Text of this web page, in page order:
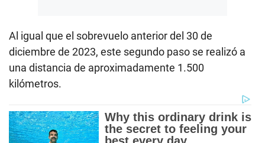
Al igual que el sobrevuelo anterior del 30 de
diciembre de 2023, este segundo paso se realizó a
una distancia de aproximadamente 1.500
kilómetros.